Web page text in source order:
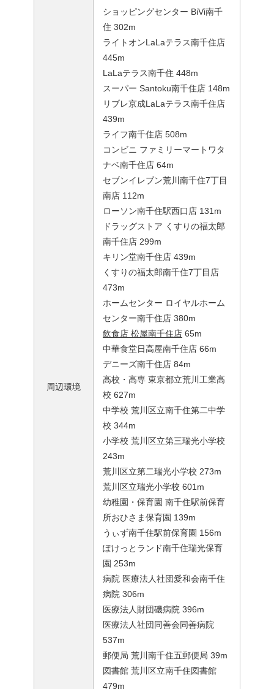
周辺環境
ショッピングセンター BiVi南千
住 302m
ライトオンLaLaテラス南千住店
445m
LaLaテラス南千住 448m
スーパー Santoku南千住店 148m
リブレ京成LaLaテラス南千住店
439m
ライフ南千住店 508m
コンビニ ファミリーマートワタ
ナベ南千住店 64m
セブンイレブン荒川南千住7丁目
南店 112m
ローソン南千住駅西口店 131m
ドラッグストア くすりの福太郎
南千住店 299m
キリン堂南千住店 439m
くすりの福太郎南千住7丁目店
473m
ホームセンター ロイヤルホーム
センター南千住店 380m
飲食店 松屋南千住店 65m
中華食堂日高屋南千住店 66m
デニーズ南千住店 84m
高校・高専 東京都立荒川工業高
校 627m
中学校 荒川区立南千住第二中学
校 344m
小学校 荒川区立第三瑞光小学校
243m
荒川区立第二瑞光小学校 273m
荒川区立瑞光小学校 601m
幼稚園・保育園 南千住駅前保育
所おひさま保育園 139m
うぃず南千住駅前保育園 156m
ぽけっとランド南千住瑞光保育
園 253m
病院 医療法人社団愛和会南千住
病院 306m
医療法人財団磯病院 396m
医療法人社団同善会同善病院
537m
郵便局 荒川南千住五郵便局 39m
図書館 荒川区立南千住図書館
479m